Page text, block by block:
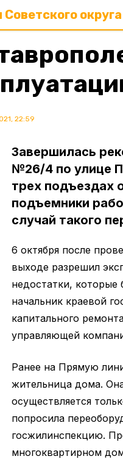
Советского округа
22:59
Завершилась
№26/4 по улице
трех подъездах
подъемники
случай такого
6 октября после
выходе разрешил
недостатки,
начальник краевой
капитального
управляющей
Ранее на Прямую
жительница дома.
осуществляется
попросила
госжилинспекцию.
многоквартирном